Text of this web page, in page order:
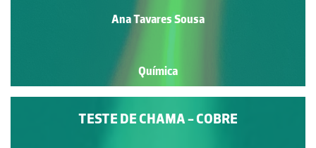
Ana Tavares Sousa
Química
TESTE DE CHAMA - COBRE